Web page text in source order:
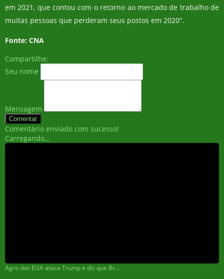
em 2021, que contou com o retorno ao mercado de trabalho de
muitas pessoas que perderam seus postos em 2020”.
Fonte: CNA
Compartilhe:
Seu nome
Mensagem
Comentar
Comentário enviado com sucesso!
Carregando...
Agro dos EUA ataca Trump e diz que Brasil será vencedor de guerra comercial